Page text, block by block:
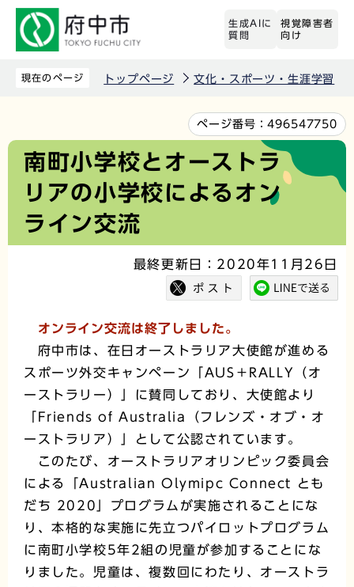
先
生成AIに
質問
視覚障害者
向け
現在のページ トップページ 文化・スポーツ・生涯学習
文
ページ番号：496547750
南町小学校とオーストラ
リアの小学校によるオン
ライン交流
最終更新日：2020年11月26日
オンライン交流は終了しました。
府中市は、在日オーストラリア大使館が進める
スポーツ外交キャンペーン「AUS＋RALLY（オ
ーストラリー）」に賛同しており、大使館より
「Friends of Australia（フレンズ・オブ・オ
ーストラリア）」として公認されています。
このたび、オーストラリアオリンピック委員会
による「Australian Olymipc Connect とも
だち 2020」プログラムが実施されることにな
り、本格的な実施に先立つパイロットプログラム
に南町小学校5年2組の児童が参加することにな
りました。児童は、複数回にわたり、オーストラ